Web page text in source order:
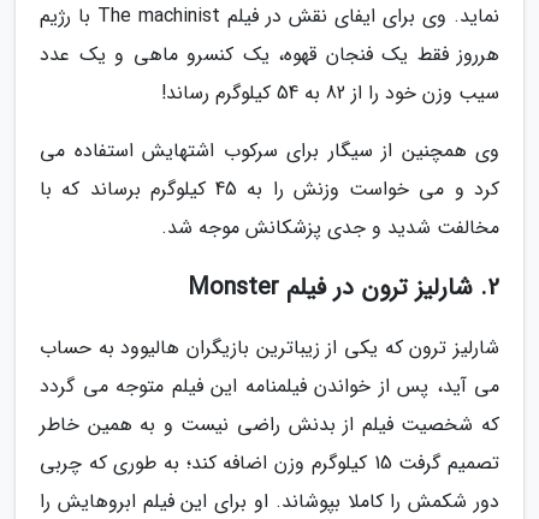
نماید. وی برای ایفای نقش در فیلم The machinist با رژیم
هرروز فقط یک فنجان قهوه، یک کنسرو ماهی و یک عدد
سیب وزن خود را از 82 به 54 کیلوگرم رساند!
وی همچنین از سیگار برای سرکوب اشتهایش استفاده می
کرد و می خواست وزنش را به 45 کیلوگرم برساند که با
مخالفت شدید و جدی پزشکانش موجه شد.
2. شارلیز ترون در فیلم Monster
شارلیز ترون که یکی از زیباترین بازیگران هالیوود به حساب
می آید، پس از خواندن فیلمنامه این فیلم متوجه می گردد
که شخصیت فیلم از بدنش راضی نیست و به همین خاطر
تصمیم گرفت 15 کیلوگرم وزن اضافه کند؛ به طوری که چربی
دور شکمش را کاملا بپوشاند. او برای این فیلم ابروهایش را